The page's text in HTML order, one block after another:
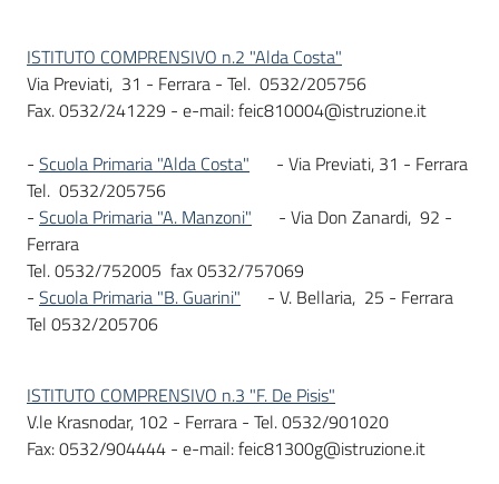
ISTITUTO COMPRENSIVO n.2 "Alda Costa"
Via Previati, 31 - Ferrara - Tel. 0532/205756
Fax. 0532/241229 - e-mail: feic810004@istruzione.it
- Scuola Primaria "Alda Costa"
- Via Previati, 31 - Ferrara
Tel. 0532/205756
- Scuola Primaria "A. Manzoni"
- Via Don Zanardi, 92 -
Ferrara
Tel. 0532/752005 fax 0532/757069
- Scuola Primaria "B. Guarini"
- V. Bellaria, 25 - Ferrara
Tel 0532/205706
ISTITUTO COMPRENSIVO n.3 "F. De Pisis"
V.le Krasnodar, 102 - Ferrara - Tel. 0532/901020
Fax: 0532/904444 - e-mail: feic81300g@istruzione.it